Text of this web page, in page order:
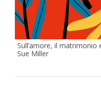
Sull’amore, il matrimonio
Sue Miller